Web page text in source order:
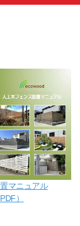
マニュアル
PDF）